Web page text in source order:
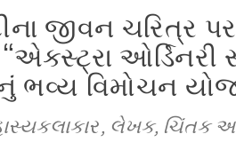
જીવન ચરિત્ર પર
ઓર્ડિનરી
ભવ્ય વિમોચન
, લેખક, ચિંતક